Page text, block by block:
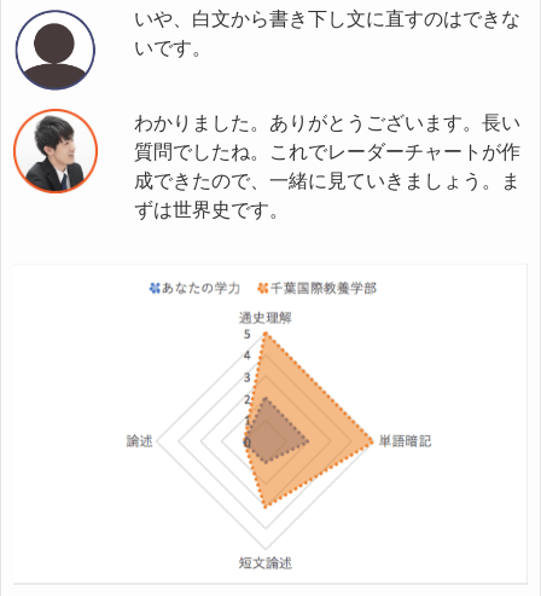
いや、白文から書き下し文に直すのはできな
いです。
わかりました。ありがとうございます。長い
質問でしたね。これでレーダーチャートが作
成できたので、一緒に見ていきましょう。ま
ずは世界史です。